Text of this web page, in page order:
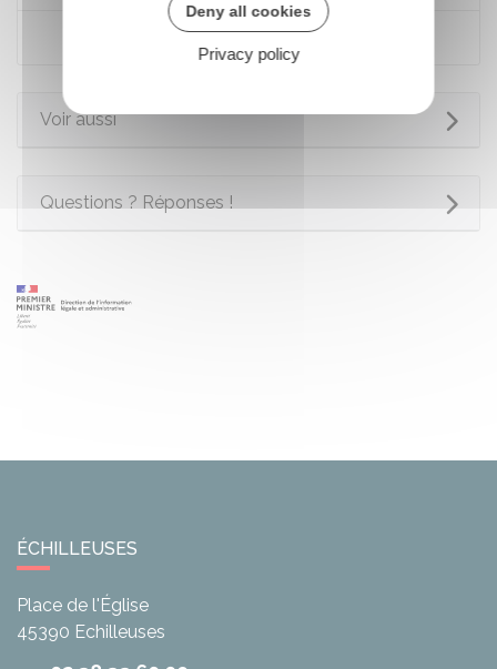
Code civil : articles 19 à 19-4
Voir aussi
Questions ? Réponses !
ÉCHILLEUSES
Place de l'Église
45390 Echilleuses
Deny all cookies
Privacy policy